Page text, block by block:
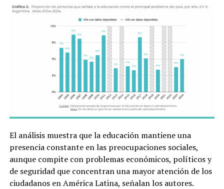
El análisis muestra que la educación mantiene una
presencia constante en las preocupaciones sociales,
aunque compite con problemas económicos, políticos y
de seguridad que concentran una mayor atención de los
ciudadanos en América Latina, señalan los autores.